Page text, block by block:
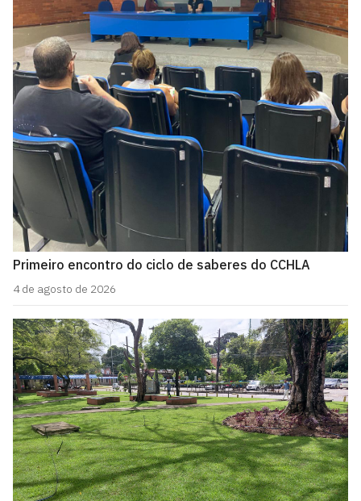
Primeiro encontro do ciclo de saberes do CCHLA
4 de agosto de 2026